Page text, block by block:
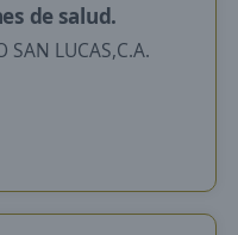
de salud.
SAN LUCAS,C.A.